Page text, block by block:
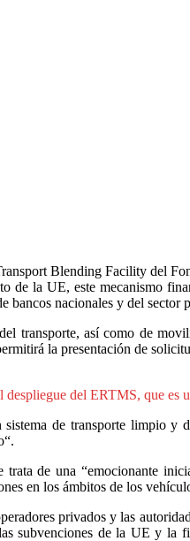
Blending Facility del
de la UE, este mecanismo
bancos nacionales y del sector
transporte, así como de
la presentación de
del ERTMS, que
de transporte limpio
de una “emocionante
en los ámbitos de los
privados y las
subvenciones de la UE y